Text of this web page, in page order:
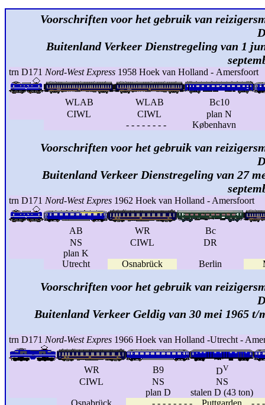
Voorschriften voor het gebruik van
Buitenland Verkeer Dienstregeling van 1
trn D171 Nord-West Express 1958 Hoek van Holland - Amersfoort
WLAB WLAB
Bc10
CIWL
CIWL
plan N
- - - - - - - - København
Voorschriften voor het gebruik van
Buitenland Verkeer Dienstregeling van 27
trn D171 Nord-West Expres 1962 Hoek van Holland - Amersfoort
AB WR Bc
NS
CIWL
DR
plan K
Utrecht
Osnabrück Berlin
Voorschriften voor het gebruik van
Buitenland Verkeer Geldig van 30 mei 1965 t/
trn D171 Nord-West Expres 1966 Hoek van Holland -Utrecht -
WR B9 DV
CIWL NS
NS
plan D
stalen D (43 ton)
Osnabrück
- - - - - - - - Puttgarden - - -